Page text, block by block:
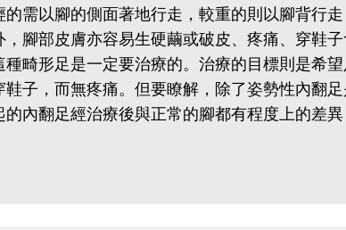
需以腳的側面著地行走，較重的則以腳背行走
腳部皮膚亦容易生硬繭或破皮、疼痛、穿鞋
畸形足是一定要治療的。治療的目標則是希望
子，而無疼痛。但要瞭解，除了姿勢性內翻
內翻足經治療後與正常的腳都有程度上的差異
生活及團體適應
助您陪伴孩子做
小教導主任帶爸
生活與課業學習